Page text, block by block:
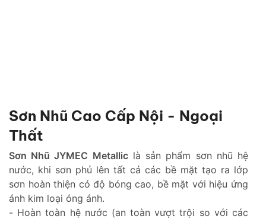
Sơn Nhũ Cao Cấp Nội - Ngoại
Thất
Sơn Nhũ JYMEC Metalliclà sản phẩm sơn nhũ hệ
nước, khi sơn phủ lên tất cả các bề mặt tạo ra lớp
sơn hoàn thiện có độ bóng cao, bề mặt với hiệu ứng
ánh kim loại óng ánh.
- Hoàn toàn hệ nước (an toàn vượt trội so với các